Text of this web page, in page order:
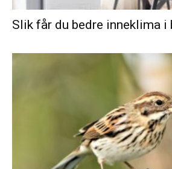
Slik får du bedre inneklima i